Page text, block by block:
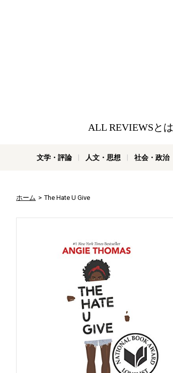
ALL REVIEWSとは
文学・評論 人文・思想 社会・政治
ホーム The Hate U Give